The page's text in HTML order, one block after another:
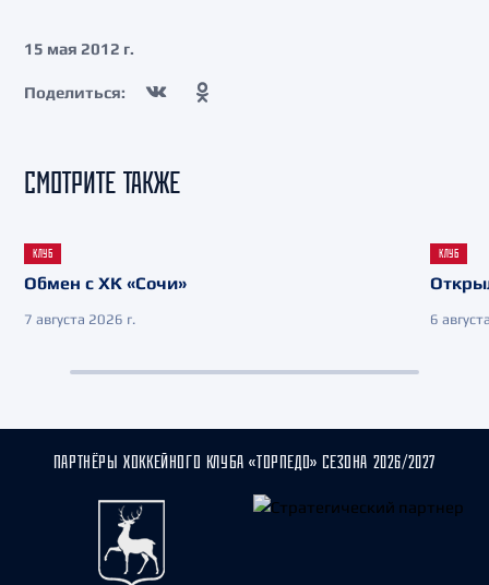
15 мая 2012 г.
Поделиться:
СМОТРИТЕ ТАКЖЕ
КЛУБ
Обмен с ХК «Сочи»
7 августа 2026 г.
КЛУБ
6
ПАРТНЁРЫ ХОККЕЙНОГО КЛУБА «ТОРПЕДО» СЕЗОНА 2026/2027